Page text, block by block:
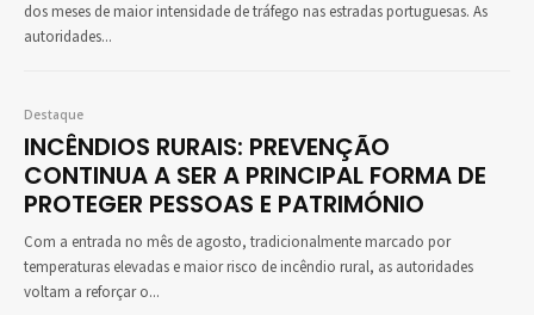
dos meses de maior intensidade de tráfego nas estradas portuguesas. As
autoridades...
Destaque
INCÊNDIOS RURAIS: PREVENÇÃO
CONTINUA A SER A PRINCIPAL FORMA DE
PROTEGER PESSOAS E PATRIMÓNIO
Com a entrada no mês de agosto, tradicionalmente marcado por
temperaturas elevadas e maior risco de incêndio rural, as autoridades
voltam a reforçar o...